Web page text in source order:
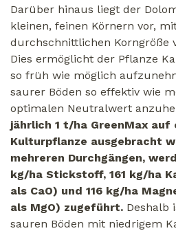
Darüber hinaus liegt der
kleinen, feinen Körnern vor,
durchschnittlichen Korngröße
Dies ermöglicht der Pflanze
so früh wie möglich
saurer Böden so effektiv wie
optimalen Neutralwert
jährlich 1 t/ha GreenMax auf
Kulturpflanze ausgebracht
mehreren Durchgängen,
kg/ha Stickstoff, 161 kg/ha
als CaO) und 116 kg/ha
als MgO) zugeführt. Deshalb
sauren Böden mit niedrigem